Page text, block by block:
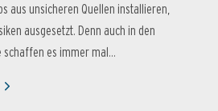
aus unsicheren Quellen installieren,
ausgesetzt. Denn auch in den
es immer mal...